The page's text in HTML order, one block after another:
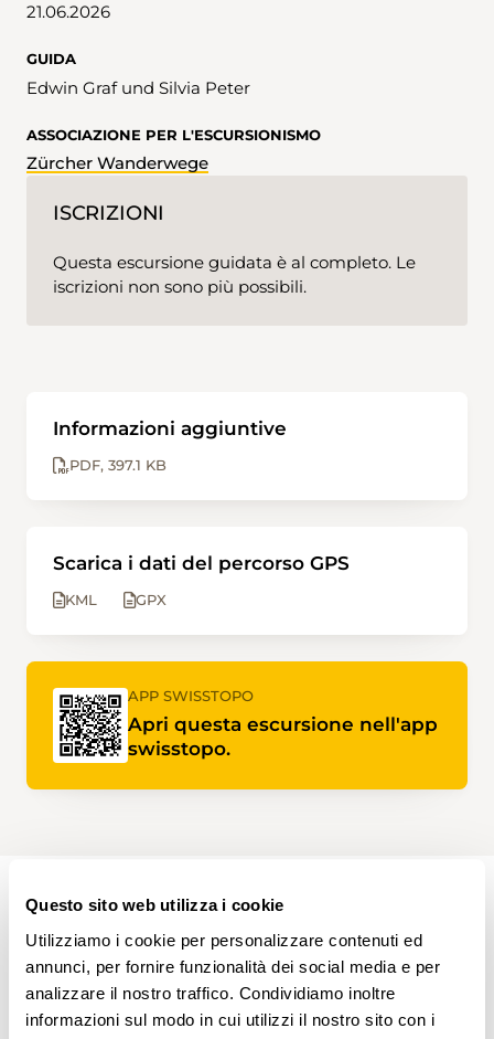
Questo sito web utilizza i cookie
Utilizziamo i cookie per personalizzare contenuti ed
annunci, per fornire funzionalità dei social media e per
analizzare il nostro traffico. Condividiamo inoltre
informazioni sul modo in cui utilizzi il nostro sito con i
21.06.2026
GUIDA
Edwin Graf und Silvia Peter
ASSOCIAZIONE PER L'ESCURSIONISMO
Zürcher Wanderwege
ISCRIZIONI
Questa escursione guidata è al completo. Le
iscrizioni non sono più possibili.
Informazioni aggiuntive
PDF 397.1 KB
Scarica i dati del percorso GPS
KML GPX
APP SWISSTOPO
Apri questa escursione nell'app
swisstopo.
PERCORSO DELL'ESCURSIONE